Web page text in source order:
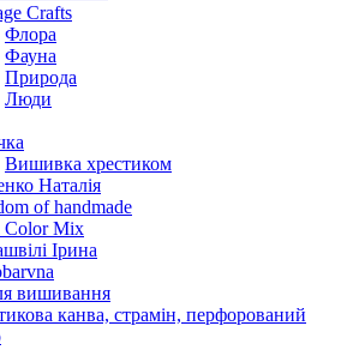
Crafts
Флора
Фауна
Природа
Люди
Вишивка хрестиком
Наталія
of handmade
Color Mix
Ірина
вишивання
канва, страмін, перфорований